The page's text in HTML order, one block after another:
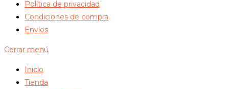
Política de privacidad
Condiciones de compra
Envíos
Cerrar menú
Inicio
Tienda